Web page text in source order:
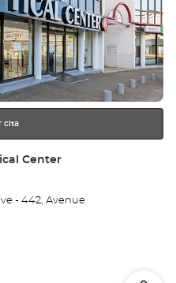
cita
Center
- 442, Avenue